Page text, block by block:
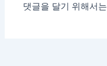
댓글을 달기 위해서는